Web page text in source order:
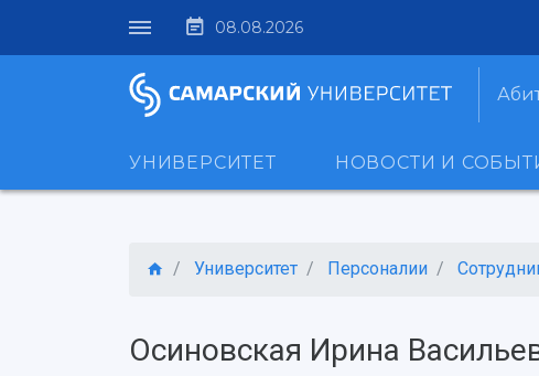
08.08.2026
УНИВЕРСИТЕТ НОВОСТИ И
Университет Персоналии
Осиновская Ирина